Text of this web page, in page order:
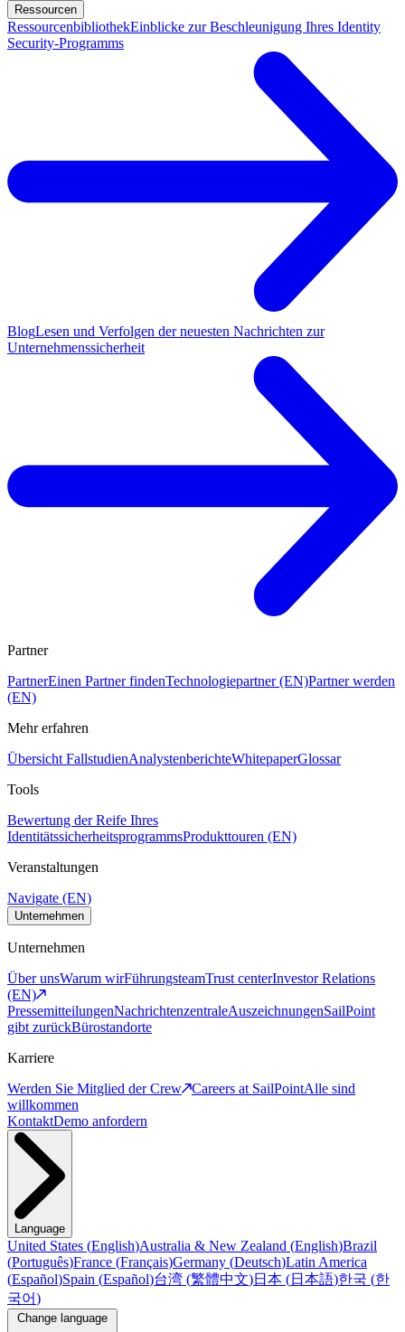
Ressourcen
RessourcenbibliothekEinblicke zur Beschleunigung Ihres Identity
Security-Programms
BlogLesen und Verfolgen der neuesten Nachrichten zur
Unternehmenssicherheit
Partner
PartnerEinen Partner findenTechnologiepartner (EN)Partner werden
(EN)
Mehr erfahren
Übersicht FallstudienAnalystenberichteWhitepaperGlossar
Tools
Bewertung der Reife Ihres
IdentitätssicherheitsprogrammsProdukttouren (EN)
Veranstaltungen
Navigate (EN)
Unternehmen
Unternehmen
Über unsWarum wirFührungsteamTrust centerInvestor Relations
(EN)
PressemitteilungenNachrichtenzentraleAuszeichnungenSailPoint
gibt zurückBürostandorte
Karriere
Werden Sie Mitglied der Crew
Careers at SailPointAlle sind
willkommen
KontaktDemo anfordern
Language
United States (English)Australia & New Zealand (English)Brazil
(Português)France (Français)Germany (Deutsch)Latin America
(Español)Spain (Español)台湾 (繁體中文)日本 (日本語)한국 (한
국어)
Change language